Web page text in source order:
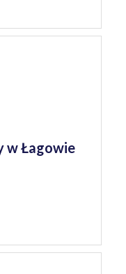
w Łagowie